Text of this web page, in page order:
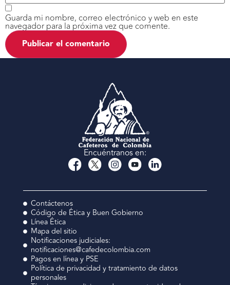
Guarda mi nombre, correo electrónico y web en este
navegador para la próxima vez que comente.
Encuéntranos en:
Contáctenos
Código de Ética y Buen Gobierno
Línea Ética
Mapa del sitio
Notificaciones judiciales:
notificaciones@cafedecolombia.com
Pagos en línea y PSE
Política de privacidad y tratamiento de datos
personales